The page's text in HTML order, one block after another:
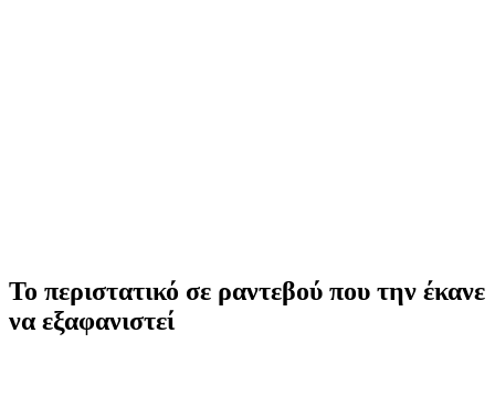
Το περιστατικό σε ραντεβού που την έκανε
να εξαφανιστεί